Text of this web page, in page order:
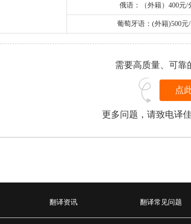
俄语：（外籍）400元/
葡萄牙语：(外籍)500元
需要高质量、可靠
点
更多问题，请致电译
翻译资讯 翻译常见问题